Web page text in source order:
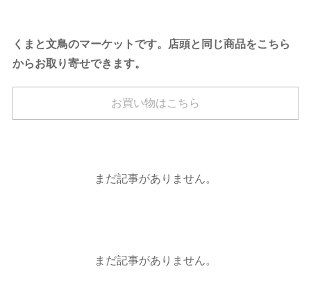
くまと文鳥のマーケットです。店頭と同じ商品をこちら
からお取り寄せできます。
お買い物はこちら
まだ記事がありません。
まだ記事がありません。